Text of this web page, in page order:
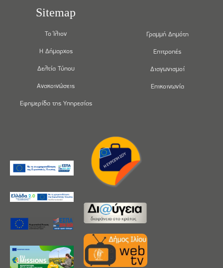
Sitemap
Το Ίλιον
Η Δήμαρχος
Δελτία Τύπου
Ανακοινώσεις
Εφημερίδα της Υπηρεσίας
Γραμμή Δημότη
Επιτροπές
Διαγωνισμοί
Επικοινωνία